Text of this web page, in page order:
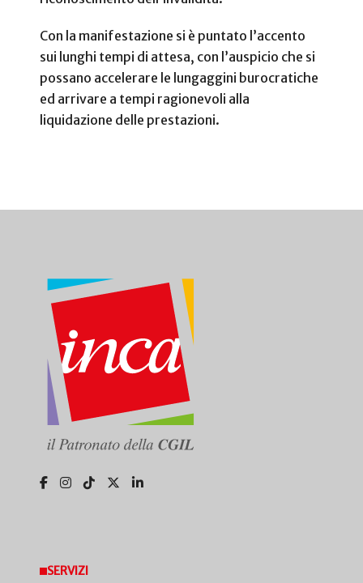
Con la manifestazione si è puntato l’accento
sui lunghi tempi di attesa, con l’auspicio che si
possano accelerare le lungaggini burocratiche
ed arrivare a tempi ragionevoli alla
liquidazione delle prestazioni.
SERVIZI